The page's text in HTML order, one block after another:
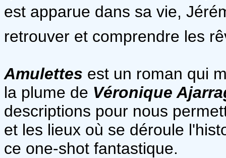
est apparue dans sa vie,
retrouver et comprendre les
Amulettes est un roman qui
la plume de Véronique
descriptions pour nous
et les lieux où se déroule
ce one-shot fantastique.